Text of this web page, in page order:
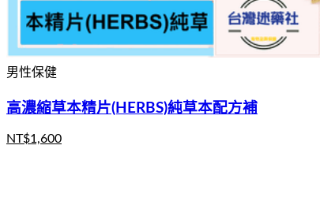
男性保健
高濃縮草本精片(HERBS)純草本配方補
NT$1,600